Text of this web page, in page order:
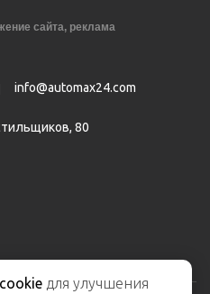
сайта, реклама
info@automax24.com
80
cookie для улучшения